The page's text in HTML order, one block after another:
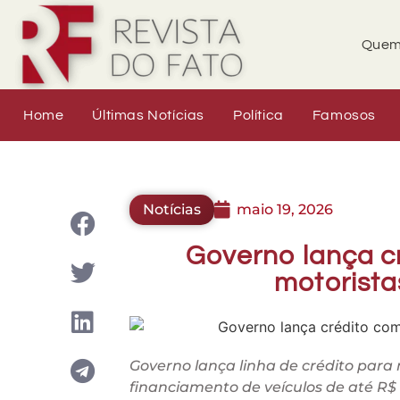
Home Últimas Notícias Política Famosos
Notícias maio 19, 2026
Governo lança
Governo lança linha de crédito
financiamento de veículos de até R$